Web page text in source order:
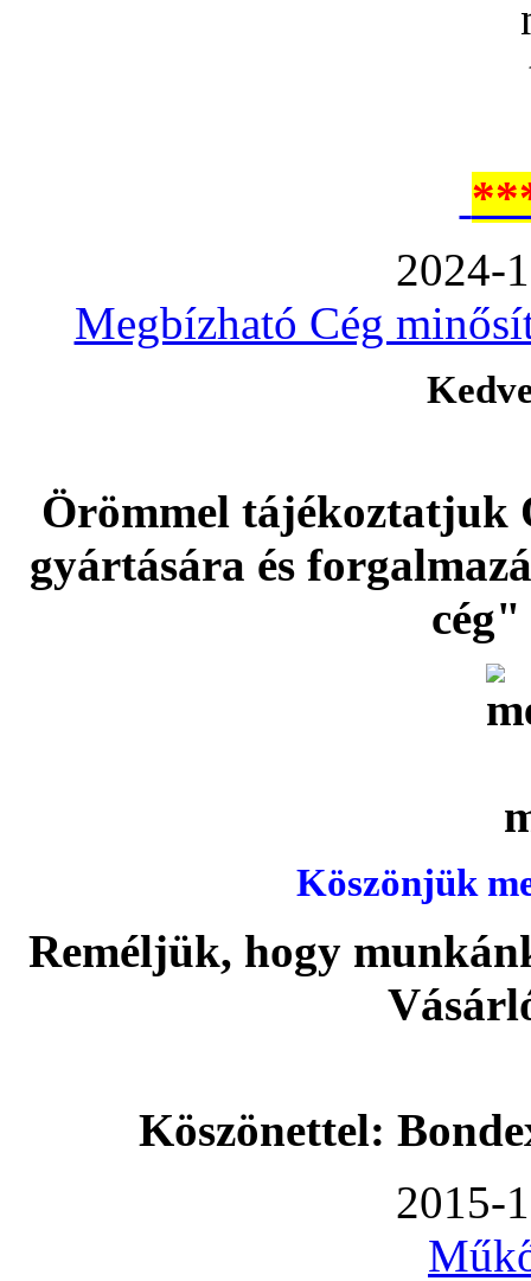
2024-
Megbízható Cég
Örömmel tájékoztatjuk
gyártására és
Köszönjük
Reméljük, hogy
Köszönettel:
2015-